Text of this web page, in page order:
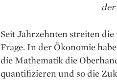
der
Seit Jahrzehnten streiten
Frage. In der Ökonomie
die Mathematik die
quantifizieren und so die